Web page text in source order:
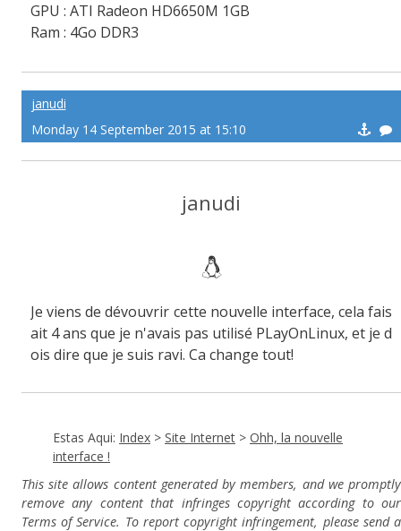
GPU : ATI Radeon HD6650M 1GB
Ram : 4Go DDR3
janudi
Monday 14 September 2015 at 15:10
janudi
Je viens de dévouvrir cette nouvelle interface, cela fais
ait 4 ans que je n'avais pas utilisé PLayOnLinux, et je d
ois dire que je suis ravi. Ca change tout!
Estas Aqui: Index > Site Internet > Ohh, la nouvelle
interface !
This site allows content generated by members, and we promptly
remove any content that infringes copyright according to our
Terms of Service. To report copyright infringement, please send a